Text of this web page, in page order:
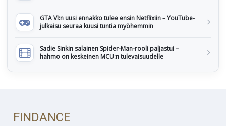
GTA VI:n uusi ennakko tulee ensin Netflixiin – YouTube-
julkaisu seuraa kuusi tuntia myöhemmin
Sadie Sinkin salainen Spider-Man-rooli paljastui –
hahmo on keskeinen MCU:n tulevaisuudelle
FINDANCE